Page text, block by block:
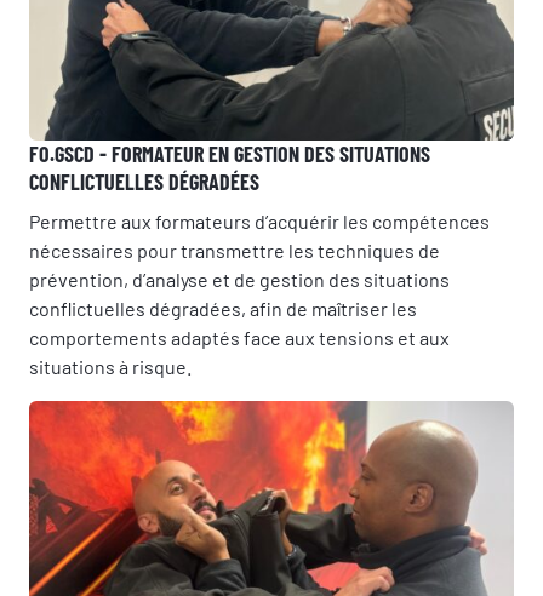
FO.GSCD - FORMATEUR EN GESTION DES SITUATIONS
CONFLICTUELLES DÉGRADÉES
Permettre aux formateurs d’acquérir les compétences
nécessaires pour transmettre les techniques de
prévention, d’analyse et de gestion des situations
conflictuelles dégradées, afin de maîtriser les
comportements adaptés face aux tensions et aux
situations à risque.